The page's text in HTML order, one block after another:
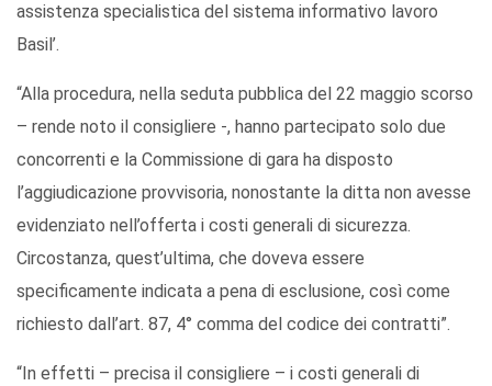
assistenza specialistica del sistema informativo lavoro
Basil’.
“Alla procedura, nella seduta pubblica del 22 maggio scorso
– rende noto il consigliere -, hanno partecipato solo due
concorrenti e la Commissione di gara ha disposto
l’aggiudicazione provvisoria, nonostante la ditta non avesse
evidenziato nell’offerta i costi generali di sicurezza.
Circostanza, quest’ultima, che doveva essere
specificamente indicata a pena di esclusione, così come
richiesto dall’art. 87, 4° comma del codice dei contratti”.
“In effetti – precisa il consigliere – i costi generali di